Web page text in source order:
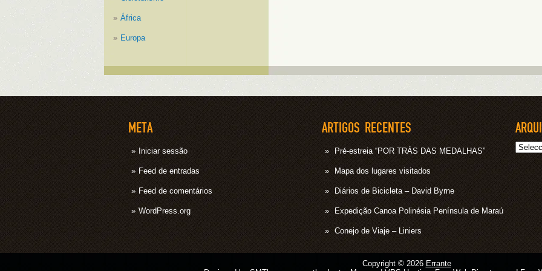
África
Europa
META
Iniciar sessão
Feed de entradas
Feed de comentários
WordPress.org
ARTIGOS RECENTES
Pré-estreia “POR TRÁS DAS MEDALHAS”
Mapa dos lugares visitados
Diários de Bicicleta – David Byrne
Expedição Canoa Polinésia Península de Maraú
Conejo de Viaje – Liniers
Arquivo
Copyright © 2026 Errante